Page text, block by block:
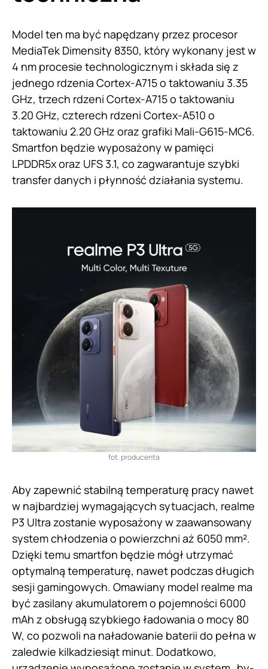
Model ten ma być napędzany przez procesor
MediaTek Dimensity 8350, który wykonany jest w
4 nm procesie technologicznym i składa się z
jednego rdzenia Cortex-A715 o taktowaniu 3.35
GHz, trzech rdzeni Cortex-A715 o taktowaniu
3.20 GHz, czterech rdzeni Cortex-A510 o
taktowaniu 2.20 GHz oraz grafiki Mali-G615-MC6.
Smartfon będzie wyposażony w pamięci
LPDDR5x oraz UFS 3.1, co zagwarantuje szybki
transfer danych i płynność działania systemu.
fot. producenta
Aby zapewnić stabilną temperaturę pracy nawet
w najbardziej wymagających sytuacjach, realme
P3 Ultra zostanie wyposażony w zaawansowany
system chłodzenia o powierzchni aż 6050 mm².
Dzięki temu smartfon będzie mógł utrzymać
optymalną temperaturę, nawet podczas długich
sesji gamingowych. Omawiany model realme ma
być zasilany akumulatorem o pojemności 6000
mAh z obsługą szybkiego ładowania o mocy 80
W, co pozwoli na naładowanie baterii do pełna w
zaledwie kilkadziesiąt minut. Dodatkowo,